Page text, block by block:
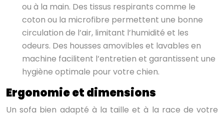
ou à la main. Des tissus respirants comme le
coton ou la microfibre permettent une bonne
circulation de l’air, limitant l’humidité et les
odeurs. Des housses amovibles et lavables en
machine facilitent l’entretien et garantissent une
hygiène optimale pour votre chien.
Ergonomie et dimensions
Un sofa bien adapté à la taille et à la race de votre